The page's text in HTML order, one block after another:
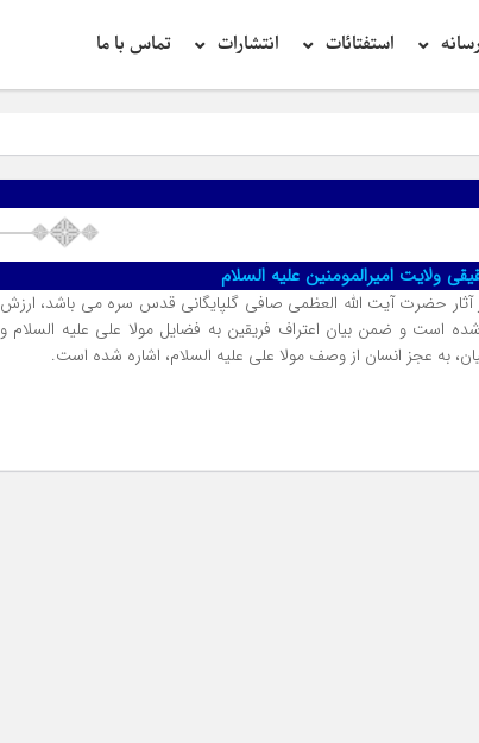
استفتائات انتشارات تماس با ما
ولایت امیرالمومنین علیه السلام
آثار حضرت آیت الله العظمی صافی گلپایگانی قدس سره می باشد، ارزش
است و ضمن بیان اعتراف فریقین به فضایل مولا علی علیه السلام و
به عجز انسان از وصف مولا علی علیه السلام، اشاره شده است.